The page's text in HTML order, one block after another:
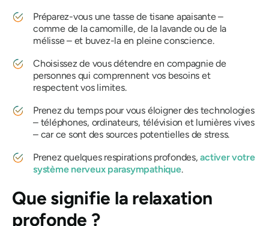
Préparez-vous une tasse de tisane apaisante –
comme de la camomille, de la lavande ou de la
mélisse – et buvez-la en pleine conscience.
Choisissez de vous détendre en compagnie de
personnes qui comprennent vos besoins et
respectent vos limites.
Prenez du temps pour vous éloigner des technologies
– téléphones, ordinateurs, télévision et lumières vives
– car ce sont des sources potentielles de stress.
Prenez quelques respirations profondes,activer votre
système nerveux parasympathique.
Que signifie la relaxation
profonde ?